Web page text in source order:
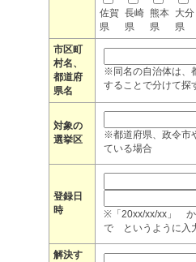
佐賀
県
長崎
県
熊本
県
大分
県
市区町
村名、
都道府
県名
※同名の自治体は、
することで分けて探
対象の
選挙区
※都道府県、政令市
ている場合
登録日
時
※「20xx/xx/xx」
で というように入
解決す